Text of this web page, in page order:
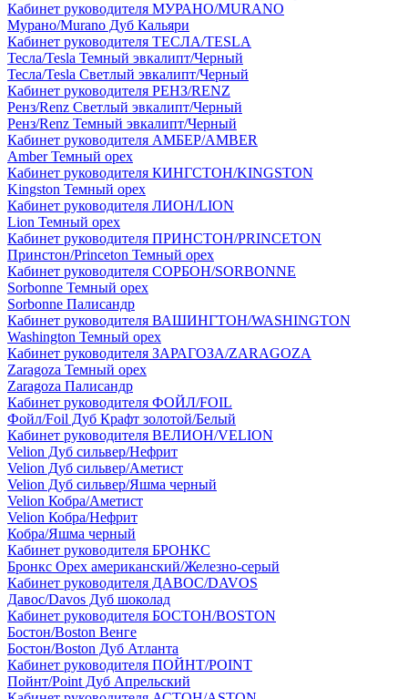
Кабинет руководителя МУРАНО/MURANO
Мурано/Murano Дуб Кальяри
Кабинет руководителя ТЕСЛА/TESLA
Тесла/Tesla Темный эвкалипт/Черный
Тесла/Tesla Светлый эвкалипт/Черный
Кабинет руководителя РЕНЗ/RENZ
Ренз/Renz Светлый эвкалипт/Черный
Ренз/Renz Темный эвкалипт/Черный
Кабинет руководителя АМБЕР/AMBER
Amber Темный орех
Кабинет руководителя КИНГСТОН/KINGSTON
Kingston Темный орех
Кабинет руководителя ЛИОН/LION
Lion Темный орех
Кабинет руководителя ПРИНСТОН/PRINCETON
Принстон/Princeton Темный орех
Кабинет руководителя СОРБОН/SORBONNE
Sorbonne Темный орех
Sorbonne Палисандр
Кабинет руководителя ВАШИНГТОН/WASHINGTON
Washington Темный орех
Кабинет руководителя ЗАРАГОЗА/ZARAGOZA
Zaragoza Темный орех
Zaragoza Палисандр
Кабинет руководителя ФОЙЛ/FOIL
Фойл/Foil Дуб Крафт золотой/Белый
Кабинет руководителя ВЕЛИОН/VELION
Velion Дуб сильвер/Нефрит
Velion Дуб сильвер/Аметист
Velion Дуб сильвер/Яшма черный
Velion Кобра/Аметист
Velion Кобра/Нефрит
Кобра/Яшма черный
Кабинет руководителя БРОНКС
Бронкс Орех американский/Железно-серый
Кабинет руководителя ДАВОС/DAVOS
Давос/Davos Дуб шоколад
Кабинет руководителя БОСТОН/BOSTON
Бостон/Boston Венге
Бостон/Boston Дуб Атланта
Кабинет руководителя ПОЙНТ/POINT
Пойнт/Point Дуб Апрельский